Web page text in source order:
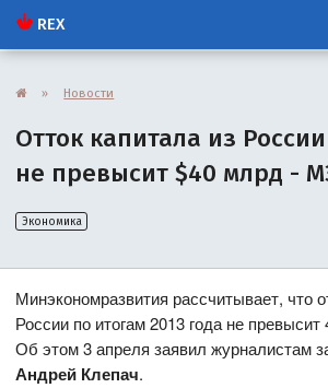
REX
» Новости
Отток капитала из России
не превысит $40 млрд -
Экономика
Минэкономразвития рассчитывает, что
России по итогам 2013 года не
Об этом 3 апреля заявил журналистам
Андрей Клепач.